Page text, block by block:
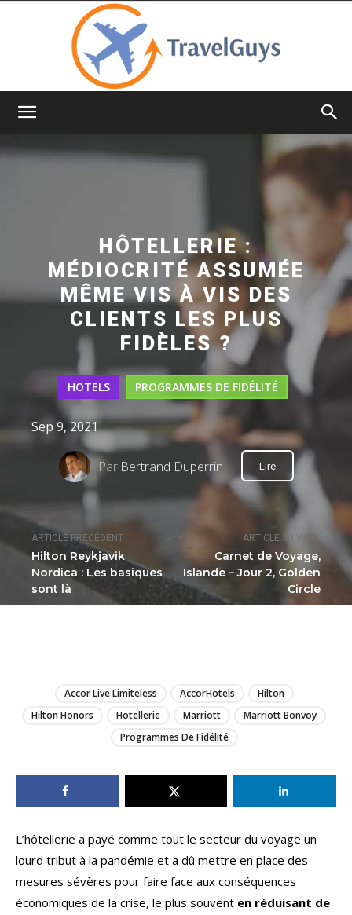
ARTICLE PRÉCÉDENT
Hilton Reykjavik
Nordica : Les basiques
sont là
ARTICLE SUIVANT
Carnet de Voyage,
Islande – Jour 2, Golden
Circle
HÔTELLERIE :
MÉDIOCRITÉ ASSUMÉE
MÊME VIS À VIS DES
CLIENTS LES PLUS
FIDÈLES ?
HOTELS PROGRAMMES DE FIDÉLITÉ
Sep 9, 2021
Par Bertrand Duperrin Lire
Accor Live Limiteless AccorHotels
Hilton
Hilton Honors
Hotellerie Marriott
Marriott Bonvoy
Programmes De Fidélité
L’hôtellerie a payé comme tout le secteur du voyage un
lourd tribut à la pandémie et a dû mettre en place des
mesures sévères pour faire face aux conséquences
économiques de la crise, le plus souvent en réduisant de